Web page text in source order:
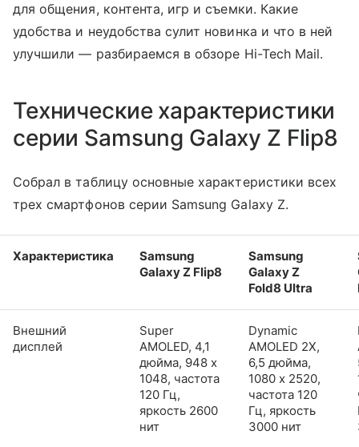
для общения, контента, игр и съемки. Какие
удобства и неудобства сулит новинка и что в ней
улучшили — разбираемся в обзоре Hi-Tech Mail.
Технические характеристики
серии Samsung Galaxy Z Flip8
Собрал в таблицу основные характеристики всех
трех смартфонов серии Samsung Galaxy Z.
Характеристика
Samsung
Galaxy Z Flip8
Samsung
Galaxy Z
Fold8 Ultra
Внешний
дисплей
Super
AMOLED, 4,1
дюйма, 948 x
1048, частота
120 Гц,
яркость 2600
нит
Dynamic
AMOLED 2X,
6,5 дюйма,
1080 x 2520,
частота 120
Гц, яркость
3000 нит